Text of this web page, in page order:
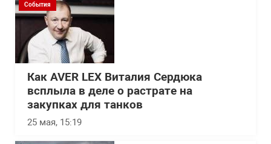
События
Как AVER LEX Виталия Сердюка
всплыла в деле о растрате на
закупках для танков
25 мая, 15:19